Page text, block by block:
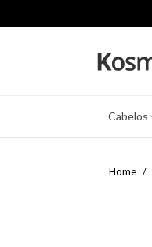
Cabelos
Home